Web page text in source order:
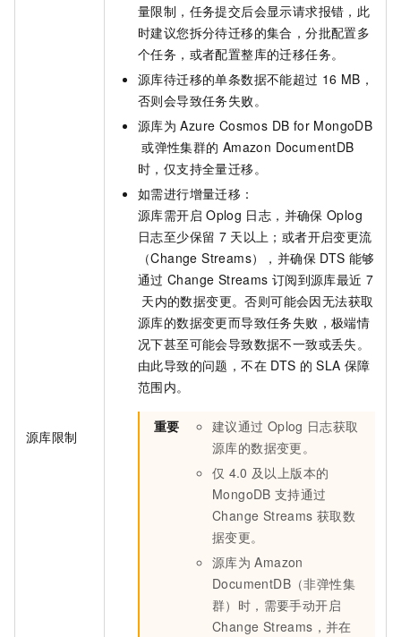
源库限制
量限制，任务提交后会显示请求报错，此
时建议您拆分待迁移的集合，分批配置多
个任务，或者配置整库的迁移任务。
源库待迁移的单条数据不能超过 16 MB，
否则会导致任务失败。
源库为 Azure Cosmos DB for MongoDB
或弹性集群的 Amazon DocumentDB
时，仅支持全量迁移。
如需进行增量迁移：
源库需开启 Oplog 日志，并确保 Oplog
日志至少保留 7 天以上；或者开启变更流
（Change Streams），并确保 DTS 能够
通过 Change Streams 订阅到源库最近 7
天内的数据变更。否则可能会因无法获取
源库的数据变更而导致任务失败，极端情
况下甚至可能会导致数据不一致或丢失。
由此导致的问题，不在 DTS 的 SLA 保障
范围内。
重要 建议通过 Oplog 日志获取
源库的数据变更。
仅 4.0 及以上版本的
MongoDB 支持通过
Change Streams 获取数
据变更。
源库为 Amazon
DocumentDB（非弹性集
群）时，需要手动开启
Change Streams，并在